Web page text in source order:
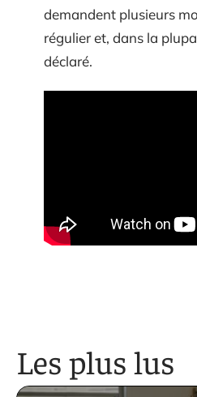
demandent plusieurs
régulier et, dans la
déclaré.
Les plus lus